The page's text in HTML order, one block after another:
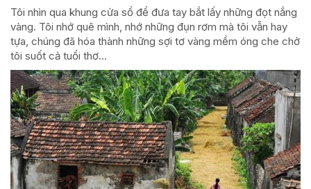
Tôi nhìn qua khung cửa sổ để đưa tay bắt lấy những đọt nắng
vàng. Tôi nhớ quê mình, nhớ những đụn rơm mà tôi vẫn hay
tựa, chúng đã hóa thành những sợi tơ vàng mềm óng che chở
tôi suốt cả tuổi thơ...